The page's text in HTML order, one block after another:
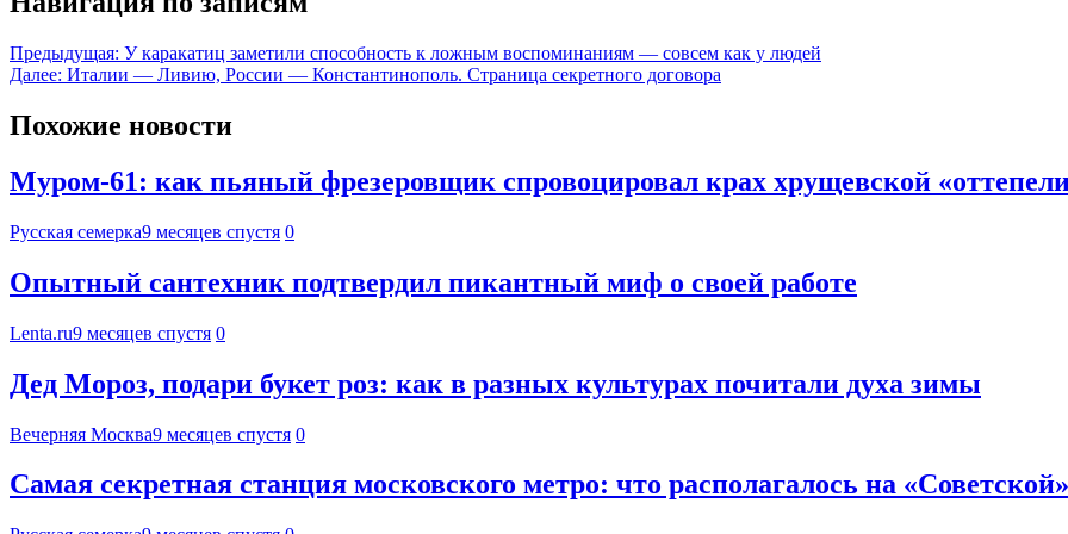
Предыдущая: У каракатиц заметили способность к ложным воспоминаниям — совсем как у людей
Далее: Италии — Ливию, России — Константинополь. Страница секретного договора
Похожие новости
Муром-61: как пьяный фрезеровщик спровоцировал крах хрущевской
Русская семерка9 месяцев спустя 0
Опытный сантехник подтвердил пикантный миф о своей работе
Lenta.ru9 месяцев спустя 0
Дед Мороз, подари букет роз: как в разных культурах почитали духа зимы
Вечерняя Москва9 месяцев спустя 0
Самая секретная станция московского метро: что располагалось на «Советской»